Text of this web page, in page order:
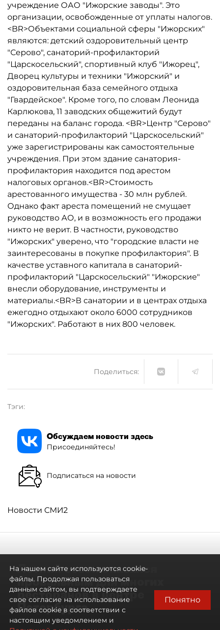
учреждение ОАО "Ижорские заводы". Это
организации, освобожденные от уплаты налогов.
<BR>Объектами социальной сферы "Ижорских"
являются: детский оздоровительный центр
"Серово", санаторий-профилакторий
"Царскосельский", спортивный клуб "Ижорец",
Дворец культуры и техники "Ижорский" и
оздоровительная база семейного отдыха
"Гвардейское". Кроме того, по словам Леонида
Карлюкова, 11 заводских общежитий будут
переданы на баланс города. <BR>Центр "Серово"
и санаторий-профилакторий "Царскосельский"
уже зарегистрированы как самостоятельные
учреждения. При этом здание санатория-
профилактория находится под арестом
налоговых органов.<BR>Стоимость
арестованного имущества - 30 млн рублей.
Однако факт ареста помещений не смущает
руководство АО, и в возможность его продажи
никто не верит. В частности, руководство
"Ижорских" уверено, что "городские власти не
заинтересованы в покупке профилактория". В
качестве уставного капитала в санаторий-
профилакторий "Царскосельский" "Ижорские"
внесли оборудование, инструменты и
материалы.<BR>В санатории и в центрах отдыха
ежегодно отдыхают около 6000 сотрудников
"Ижорских". Работают в них 800 человек.
Поделиться:
Тэги:
Обсуждаем новости здесь
Присоединяйтесь!
Подписаться на новости
Новости СМИ2
Летний сезон оказался
провальным для многих
ресторанов в центре
Петербурга
На нашем сайте используются cookie-
файлы. Продолжая пользоваться
данным сайтом, вы подтверждаете
свое согласие на использование
файлов cookie в соответствии с
настоящим уведомлением и
Понятно